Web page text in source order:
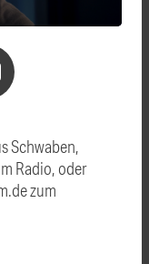
Schwaben,
Radio, oder
zum